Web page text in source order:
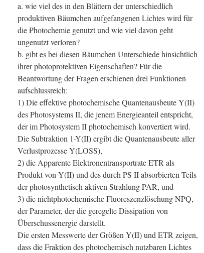
a. wie viel des in den Blättern der unterschiedlich
produktiven Bäumchen aufgefangenen Lichtes wird für
die Photochemie genutzt und wie viel davon geht
ungenutzt verloren?
b. gibt es bei diesen Bäumchen Unterschiede hinsichtlich
ihrer photoprotektiven Eigenschaften? Für die
Beantwortung der Fragen erschienen drei Funktionen
aufschlussreich:
1) Die effektive photochemische Quantenausbeute Y(II)
des Photosystems II, die jenem Energieanteil entspricht,
der im Photosystem II photochemisch konvertiert wird.
Die Subtraktion 1-Y(II) ergibt die Quantenausbeute aller
Verlustprozesse Y(LOSS),
2) die Apparente Elektronentransportrate ETR als
Produkt von Y(II) und des durch PS II absorbierten Teils
der photosynthetisch aktiven Strahlung PAR, und
3) die nichtphotochemische Fluoreszenzlöschung NPQ,
der Parameter, der die geregelte Dissipation von
Überschussenergie darstellt.
Die ersten Messwerte der Größen Y(II) und ETR zeigen,
dass die Fraktion des photochemisch nutzbaren Lichtes